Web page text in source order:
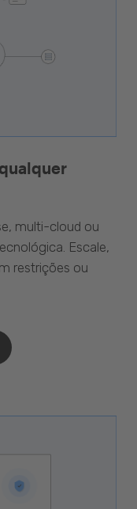
multi-cloud ou
Escale,
restrições ou